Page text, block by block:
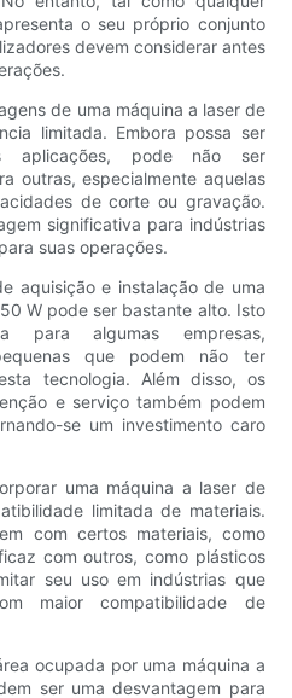
o seu próprio conjunto
devem considerar antes
de uma máquina a laser de
limitada. Embora possa ser
aplicações, pode não ser
outras, especialmente aquelas
de corte ou gravação.
significativa para indústrias
suas operações.
aquisição e instalação de uma
W pode ser bastante alto. Isto
para algumas empresas,
que podem não ter
tecnologia. Além disso, os
e serviço também podem
se um investimento caro
uma máquina a laser de
limitada de materiais.
com certos materiais, como
com outros, como plásticos
seu uso em indústrias que
maior compatibilidade de
ocupada por uma máquina a
ser uma desvantagem para